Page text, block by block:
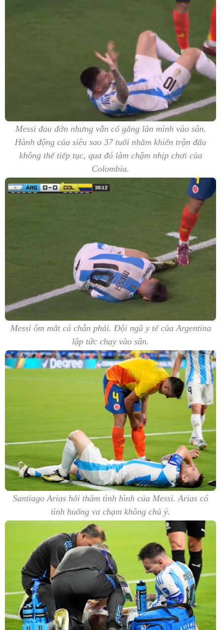
Messi đau đớn nhưng vẫn cố gắng lăn mình vào sân.
Hành động của siêu sao 37 tuổi nhằm khiến trận đấu
không thể tiếp tục, qua đó làm chậm nhịp chơi của
Colombia.
Messi ôm mắt cá chân phải. Đội ngũ y tế của Argentina
lập tức chạy vào sân.
Santiago Arias hỏi thăm tình hình của Messi. Arias có
tình huống va chạm không chủ ý.